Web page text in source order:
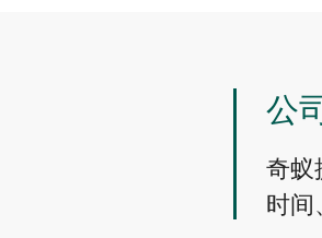
公
奇蚁
时间